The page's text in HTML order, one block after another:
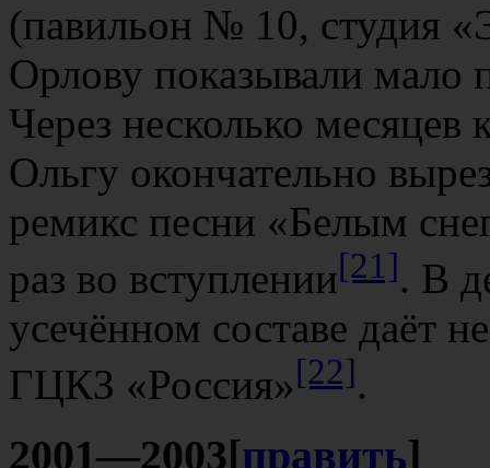
(павильон № 10, студия
Орлову показывали мало
Через несколько
Ольгу окончательно
ремикс песни «Белым
раз во вступлении[21]. В
усечённом составе даёт
ГЦКЗ «Россия»[22].
2001—2003[править]